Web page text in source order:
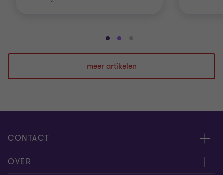
Ga
naar
dia
1
Ga
naar
dia
2
Ga
naar
dia
3
meer artikelen
CONTACT
Evenementen
OVER